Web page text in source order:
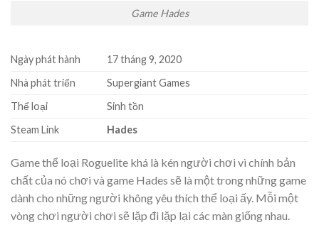
Game Hades
Ngày phát hành
17 tháng 9, 2020
Nhà phát triển
Supergiant Games
Thể loại
Sinh tồn
Steam Link
Hades
Game thể loại Roguelite khá là kén người chơi vì chính bản
chất của nó chơi và game Hades sẽ là một trong những game
dành cho những người không yêu thích thể loại ấy. Mỗi một
vòng chơi người chơi sẽ lặp đi lặp lại các màn giống nhau.